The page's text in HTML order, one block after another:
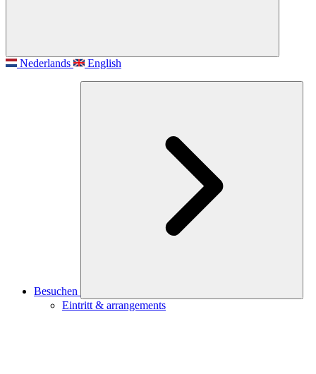
Nederlands English
Besuchen
Eintritt & arrangements